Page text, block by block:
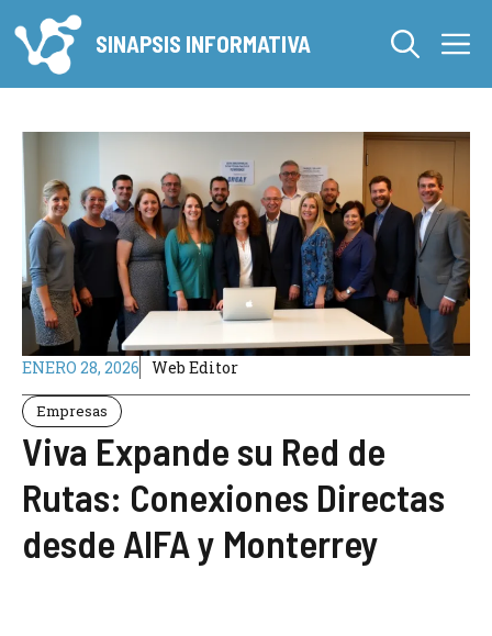
al
contenido
SINAPSIS INFORMATIVA
ENERO 28, 2026 Web Editor
Empresas
Viva Expande su Red de
Rutas: Conexiones Directas
desde AIFA y Monterrey